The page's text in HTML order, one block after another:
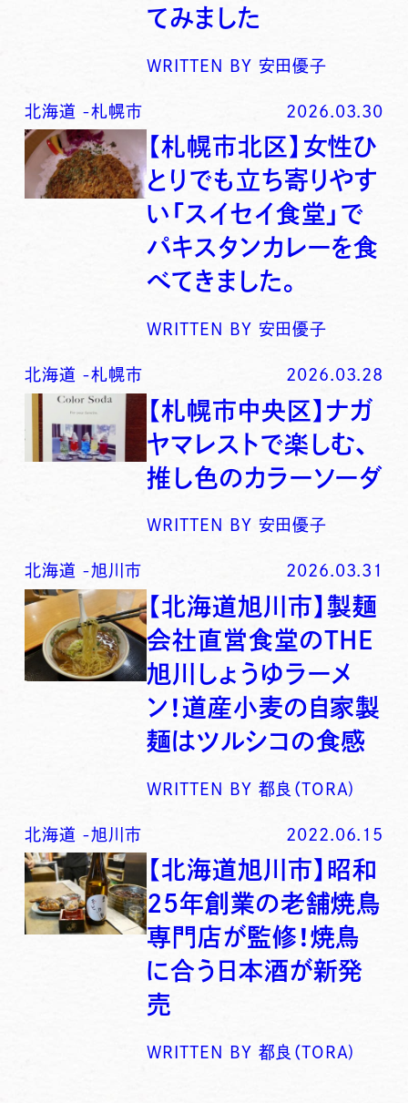
てみました
WRITTEN BY 安田優子
北海道 -札幌市 2026.03.30
【札幌市北区】女性ひ
とりでも立ち寄りやす
い「スイセイ食堂」で
パキスタンカレーを食
べてきました。
WRITTEN BY 安田優子
北海道 -札幌市 2026.03.28
【札幌市中央区】ナガ
ヤマレストで楽しむ、
推し色のカラーソーダ
WRITTEN BY 安田優子
北海道 -旭川市 2026.03.31
【北海道旭川市】製麺
会社直営食堂のTHE
旭川しょうゆラーメ
ン！道産小麦の自家製
麺はツルシコの食感
WRITTEN BY 都良（TORA)
北海道 -旭川市 2022.06.15
【北海道旭川市】昭和
25年創業の老舗焼鳥
専門店が監修！焼鳥
に合う日本酒が新発
売
WRITTEN BY 都良（TORA)